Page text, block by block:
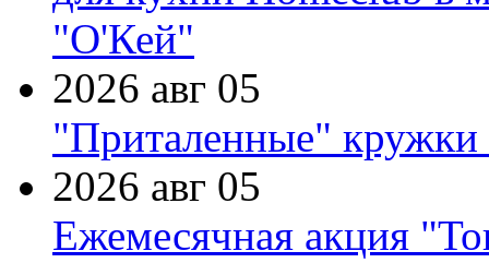
"О'Кей"
2026 авг 05
"Приталенные" кружки
2026 авг 05
Ежемесячная акция